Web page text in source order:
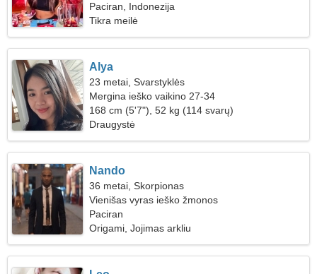
Paciran, Indonezija
Tikra meilė
Alya
23 metai, Svarstyklės
Mergina ieško vaikino 27-34
168 cm (5'7"), 52 kg (114 svarų)
Draugystė
Nando
36 metai, Skorpionas
Vienišas vyras ieško žmonos
Paciran
Origami, Jojimas arkliu